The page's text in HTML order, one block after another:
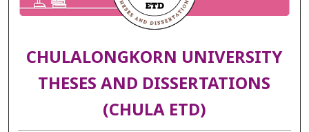
CHULALONGKORN UNIVERSITY
THESES AND DISSERTATIONS
(CHULA ETD)